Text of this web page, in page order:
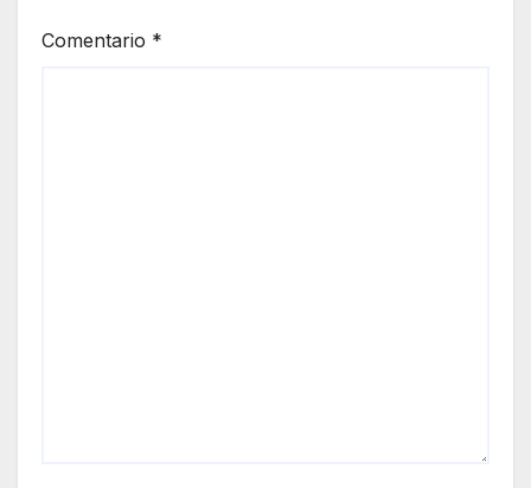
Comentario *